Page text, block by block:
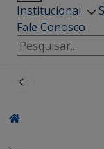
Institucional
Fale Conosco
Pesquisar
por: